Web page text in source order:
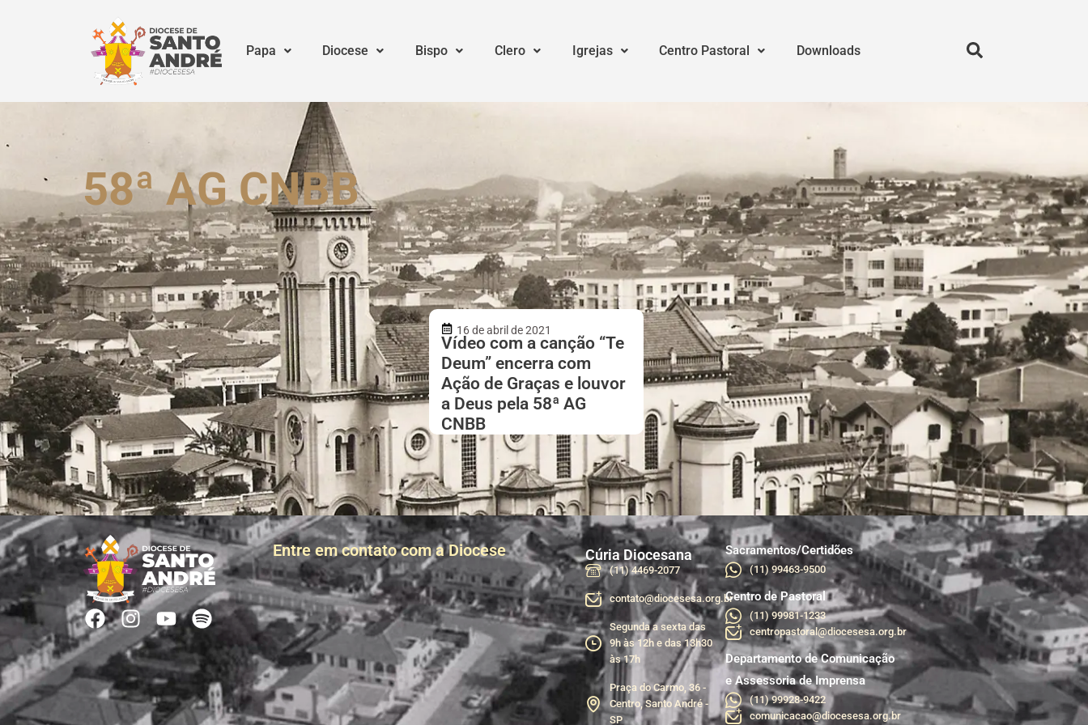
Papa Diocese Bispo Clero Igrejas Centro Pastoral Downloads
58ª AG CNBB
16 de abril de 2021
Vídeo com a canção “Te
Deum” encerra com
Ação de Graças e louvor
a Deus pela 58ª AG
CNBB
Entre em contato com a Diocese Cúria Diocesana
(11) 4469-2077
contato@diocesesa.org.br
Segunda a sexta das
9h às 12h e das 13h30
às 17h
Praça do Carmo, 36 -
Centro, Santo André -
SP
Sacramentos/Certidões
(11) 99463-9500
Centro de Pastoral
(11) 99981-1233
centropastoral@diocesesa.org.br
Departamento de Comunicação
e Assessoria de Imprensa
(11) 99928-9422
comunicacao@diocesesa.org.br